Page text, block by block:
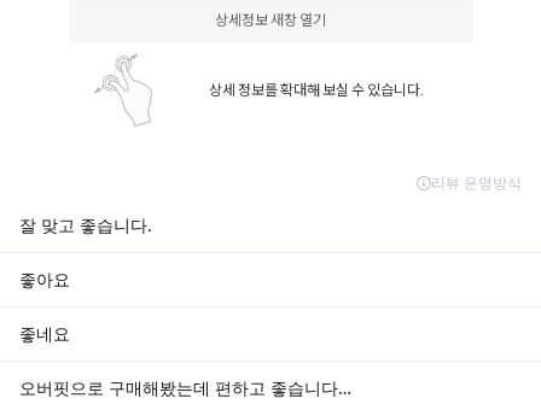
상세정보 새창 열기
상세 정보를 확대해 보실 수 있습니다.